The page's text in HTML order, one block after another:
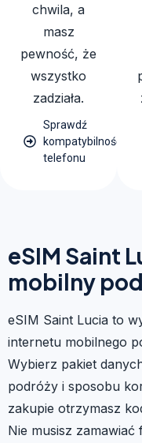
chwila, a
masz
pewność, że
wszystko
zadziała.
Sprawdź
kompatybilność
telefonu
eSIM Saint
mobilny
eSIM Saint Lucia to
internetu mobilnego
Wybierz pakiet
podróży i sposobu
zakupie otrzymasz
Nie musisz